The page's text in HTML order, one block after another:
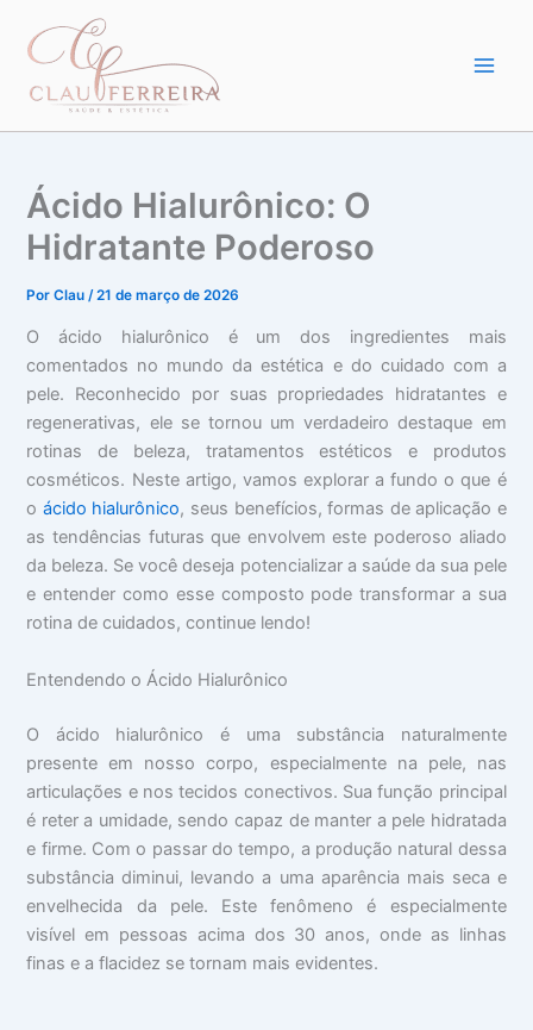
para
conteúdo
Ácido Hialurônico: O
Hidratante Poderoso
PorClau/21 de março de 2026
O ácido hialurônico é um dos ingredientes mais
comentados no mundo da estética e do cuidado com a
pele. Reconhecido por suas propriedades hidratantes e
regenerativas, ele se tornou um verdadeiro destaque em
rotinas de beleza, tratamentos estéticos e produtos
cosméticos. Neste artigo, vamos explorar a fundo o que é
o ácido hialurônico, seus benefícios, formas de aplicação e
as tendências futuras que envolvem este poderoso aliado
da beleza. Se você deseja potencializar a saúde da sua pele
e entender como esse composto pode transformar a sua
rotina de cuidados, continue lendo!
Entendendo o Ácido Hialurônico
O ácido hialurônico é uma substância naturalmente
presente em nosso corpo, especialmente na pele, nas
articulações e nos tecidos conectivos. Sua função principal
é reter a umidade, sendo capaz de manter a pele hidratada
e firme. Com o passar do tempo, a produção natural dessa
substância diminui, levando a uma aparência mais seca e
envelhecida da pele. Este fenômeno é especialmente
visível em pessoas acima dos 30 anos, onde as linhas
finas e a flacidez se tornam mais evidentes.